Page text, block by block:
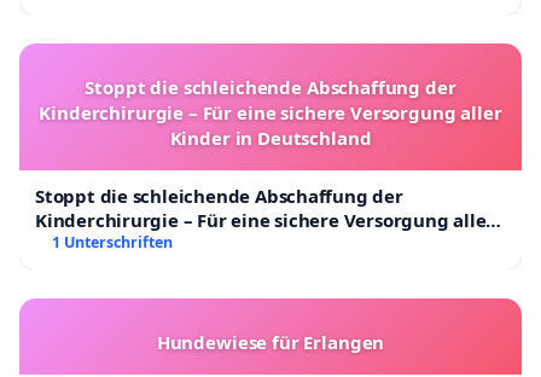
Stoppt die schleichende Abschaffung der
Kinderchirurgie – Für eine sichere Versorgung aller
Kinder in Deutschland
Stoppt die schleichende Abschaffung der
Kinderchirurgie – Für eine sichere Versorgung aller
Kinder in Deutschland
1 Unterschriften
Hundewiese für Erlangen